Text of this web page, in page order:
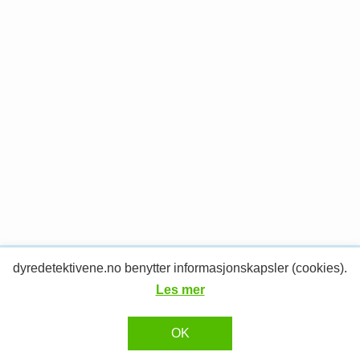
© 2026 Dyredetektivene.
Design og utvikling av
RESPONSIV MEDIA
dyredetektivene.no benytter informasjonskapsler (cookies).
Les mer
OK